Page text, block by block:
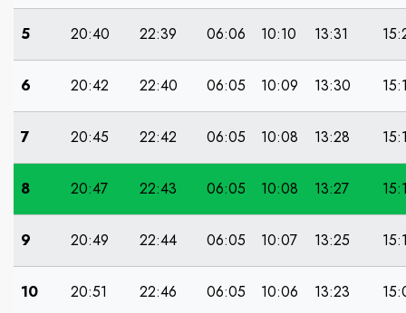
5 20:40 22:39 06:06 10:10 13:31
6 20:42 22:40 06:05 10:09 13:30
7 20:45 22:42 06:05 10:08 13:28
8 20:47 22:43 06:05 10:08 13:27
9 20:49 22:44 06:05 10:07 13:25
10 20:51 22:46 06:05 10:06 13:23